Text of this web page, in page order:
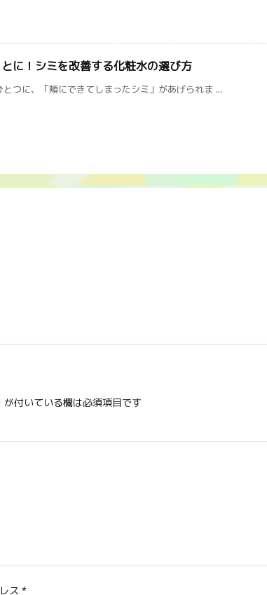
に！シミを改善する化粧水の選び方
つに、「頬にできてしまったシミ」があげられま ...
が付いている欄は必須項目です
ス *